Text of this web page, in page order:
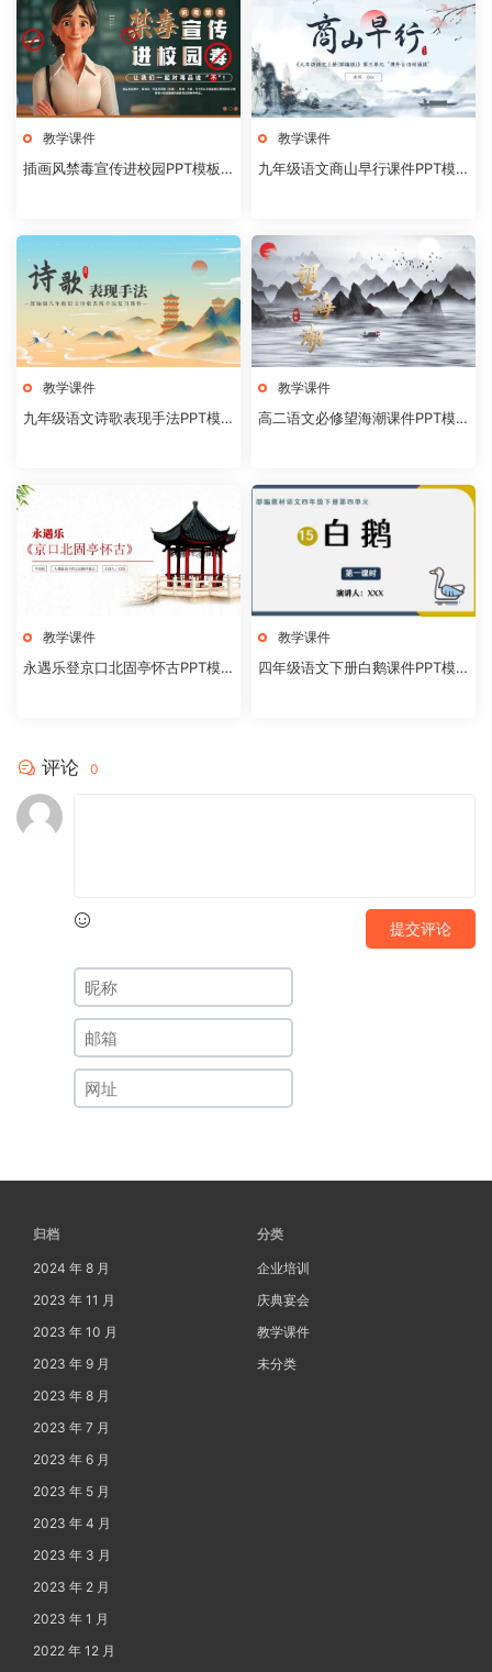
教学课件
插画风禁毒宣传进校园PPT模板2
教学课件
九年级语文商山早行课件PPT模
教学课件
九年级语文诗歌表现手法PPT模
教学课件
高二语文必修望海潮课件PPT模
教学课件
永遇乐登京口北固亭怀古PPT模
教学课件
四年级语文下册白鹅课件PPT模
评论 0
提交评论
归档
2024 年 8 月
2023 年 11 月
2023 年 10 月
2023 年 9 月
2023 年 8 月
2023 年 7 月
2023 年 6 月
2023 年 5 月
2023 年 4 月
2023 年 3 月
2023 年 2 月
2023 年 1 月
2022 年 12 月
分类
企业培训
庆典宴会
教学课件
未分类